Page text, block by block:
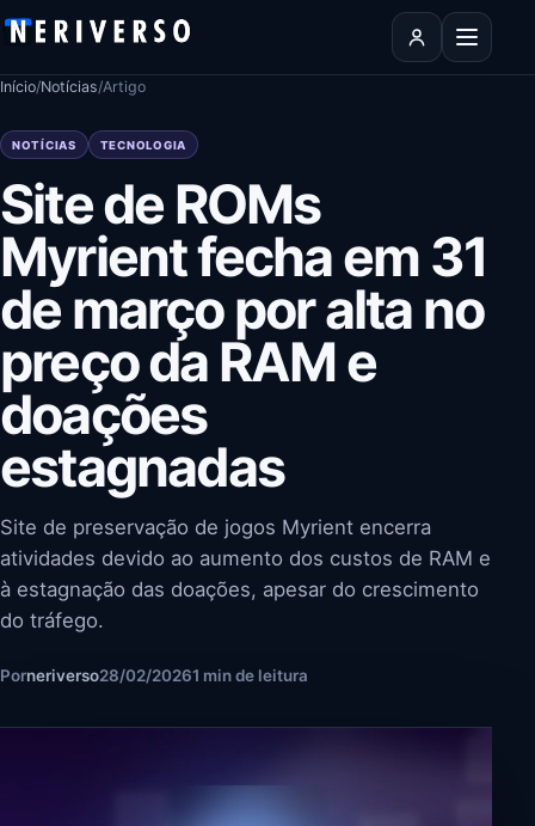
Pular para o conteúdo
Abrir
Início/Notícias/Artigo
NOTÍCIAS TECNOLOGIA
Site de ROMs
Myrient fecha em 31
de março por alta no
preço da RAM e
doações
estagnadas
Site de preservação de jogos Myrient encerra
atividades devido ao aumento dos custos de RAM e
à estagnação das doações, apesar do crescimento
do tráfego.
Porneriverso28/02/20261 min de leitura